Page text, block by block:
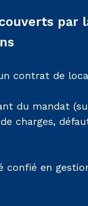
par
contrat de
du mandat
charges,
confié en